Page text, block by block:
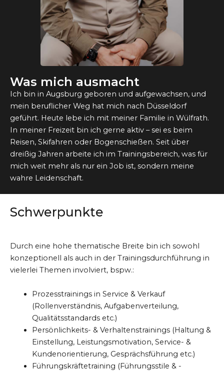
Was mich ausmacht
Ich bin in Augsburg geboren und aufgewachsen, und
mein beruflicher Weg hat mich nach Düsseldorf
geführt. Heute lebe ich mit meiner Familie in Wülfrath.
In meiner Freizeit bin ich gerne aktiv – sei es beim
Reisen, Skifahren oder Bogenschießen. Seit über
dreißig Jahren arbeite ich im Trainingsbereich, was für
mich weit mehr als nur ein Job ist, sondern meine
wahre Leidenschaft.
Schwerpunkte
Durch eine hohe thematische Breite bin ich sowohl
konzeptionell als auch in der Trainingsdurchführung in
vielerlei Themen involviert, bspw.:
Prozesstrainings in Service & Verkauf
(Rollenverständnis, Aufgabenverteilung,
Qualitätsstandards etc.)
Persönlichkeits- & Verhaltenstrainings (Haltung &
Einstellung, Leistungsmotivation, Service- &
Kundenorientierung, Gesprächsführung etc.)
Führungskräftetraining (Führungsstile & -